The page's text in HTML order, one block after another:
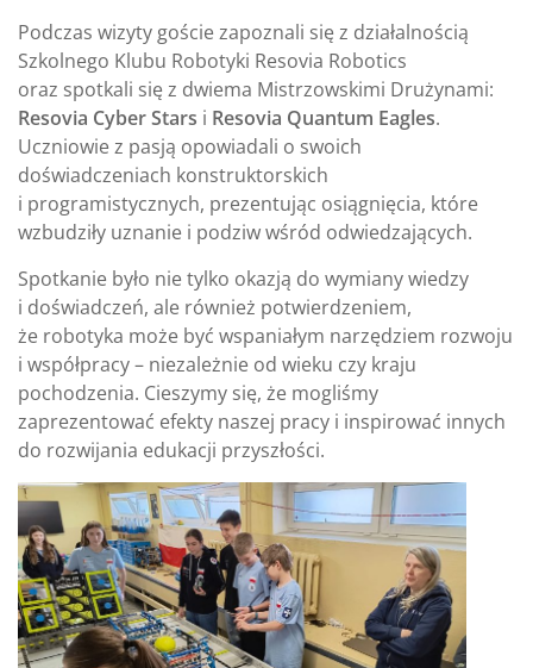
Podczas wizyty goście zapoznali się z działalnością
Szkolnego Klubu Robotyki Resovia Robotics
oraz spotkali się z dwiema Mistrzowskimi Drużynami:
Resovia Cyber Stars i Resovia Quantum Eagles.
Uczniowie z pasją opowiadali o swoich
doświadczeniach konstruktorskich
i programistycznych, prezentując osiągnięcia, które
wzbudziły uznanie i podziw wśród odwiedzających.
Spotkanie było nie tylko okazją do wymiany wiedzy
i doświadczeń, ale również potwierdzeniem,
że robotyka może być wspaniałym narzędziem rozwoju
i współpracy – niezależnie od wieku czy kraju
pochodzenia. Cieszymy się, że mogliśmy
zaprezentować efekty naszej pracy i inspirować innych
do rozwijania edukacji przyszłości.